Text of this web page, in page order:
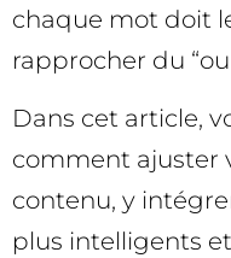
chaque mot doit
rapprocher du
Dans cet article,
comment ajuster
contenu, y
plus intelligents